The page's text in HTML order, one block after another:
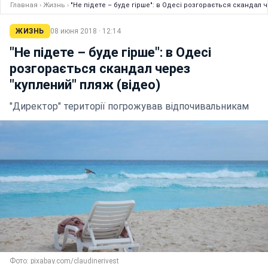
Главная › Жизнь › "Не підете – буде гірше": в Одесі розгорається скандал
ЖИЗНЬ 08 июня 2018 · 12:14
"Не підете – буде гірше": в Одесі
розгорається скандал через
"куплений" пляж (відео)
"Директор" території погрожував відпочивальникам
Фото: pixabay.com/claudinerivest